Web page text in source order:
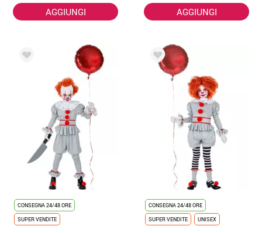
AGGIUNGI AGGIUNGI
CONSEGNA 24/48 ORE
SUPER VENDITE
CONSEGNA 24/48 ORE
SUPER VENDITE
UNISEX